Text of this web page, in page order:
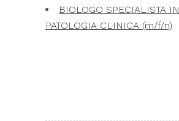
BIOLOGO SPECIALISTA IN
PATOLOGIA CLINICA (m/f/n)